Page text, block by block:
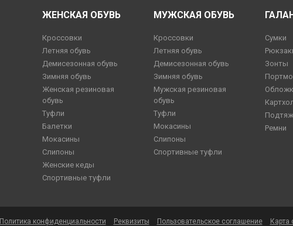
ЖЕНСКАЯ ОБУВЬ
Кроссовки
Летняя обувь
Демисезонная обувь
Зимняя обувь
Женская резиновая
обувь
Туфли
Балетки
Мокасины
Слипоны
Женские кеды
Спортивные туфли
МУЖСКАЯ ОБУВЬ
Кроссовки
Летняя обувь
Демисезонная обувь
Зимняя обувь
Мужская резиновая
обувь
Туфли
Мокасины
Слипоны
Спортивные туфли
Сумки
Зонты
Ремни
Политика конфиденциальности Реквизиты Пользовательское соглашение Карта